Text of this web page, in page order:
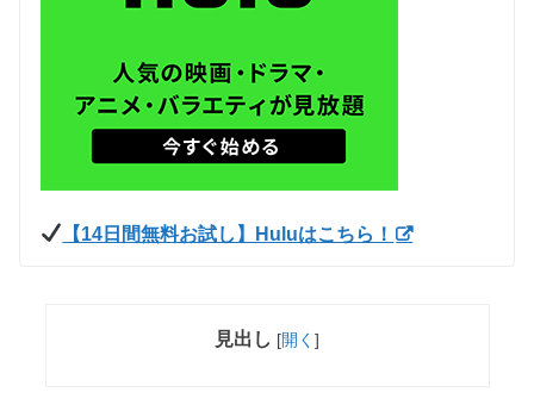
【14日間無料お試し】Huluはこちら！
見出し [開く ]